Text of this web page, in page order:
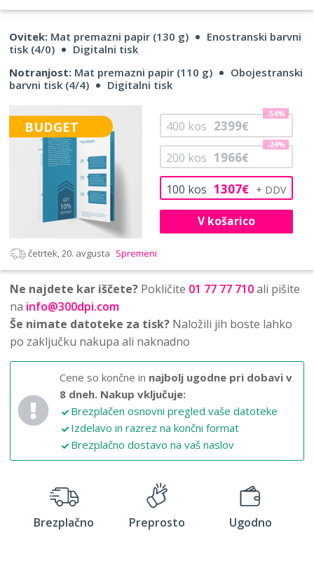
Ovitek: Mat premazni papir (130 g)
Enostranski barvni
tisk (4/0)
Digitalni tisk
Notranjost: Mat premazni papir (110 g)
Obojestranski
barvni tisk (4/4)
Digitalni tisk
BUDGET
100 kos 1307€
200 kos 1966€
-24%
400 kos 2399€
-54%
V košarico
četrtek, 20. avgusta Spremeni
Ne najdete kar iščete? Pokličite 01 77 77 710ali pišite
na info@300dpi.com
Še nimate datoteke za tisk? Naložili jih boste lahko
po zaključku nakupa ali naknadno
Cene so končne in najbolj ugodne pri dobavi v
8 dneh. Nakup vključuje:
Brezplačen osnovni pregled vaše datoteke
Izdelavo in razrez na končni format
Brezplačno dostavo na vaš naslov
Brezplačno Preprosto Ugodno